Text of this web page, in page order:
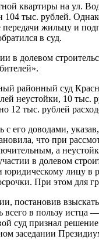
квартиры на ул.
тыс. рублей.
жильцу и
в суд.
в долевом
районный суд
неустойки, 10 тыс.
тыс. рублей
его доводами,
что при
а
в долевом
лицу в
При этом для
постановив
в пользу истца
суд признал
заседании